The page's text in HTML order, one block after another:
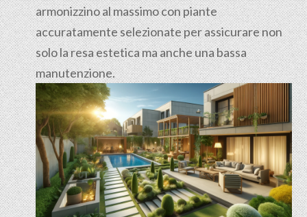
armonizzino al massimo con piante
accuratamente selezionate per assicurare non
solo la resa estetica ma anche una bassa
manutenzione.